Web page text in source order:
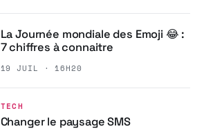
La Journée mondiale des Emoji 😂 :
7 chiffres à connaitre
19 JUIL · 16H20
TECH
Changer le paysage SMS